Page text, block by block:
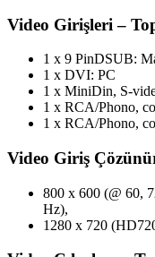
Video Girişleri –
1 x 9 PinDSUB:
1 x DVI: PC
1 x MiniDin, S-
1 x RCA/Phono,
1 x RCA/Phono,
Video Giriş
800 x 600 (@ 60,
Hz),
1280 x 720